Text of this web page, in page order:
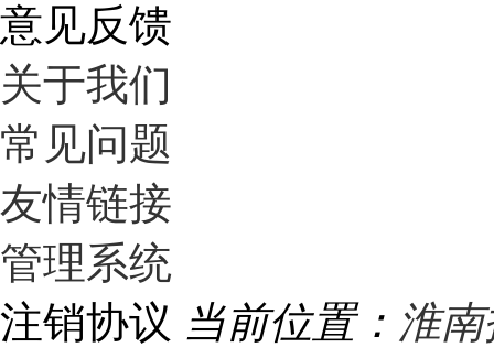
意见反馈
关于我们
常见问题
友情链接
管理系统
注销协议 当前位置： 淮